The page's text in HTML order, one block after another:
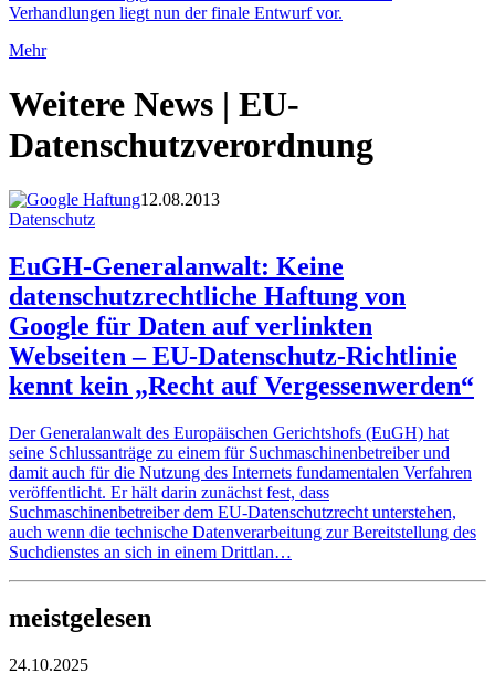
Verhandlungen liegt nun der finale Entwurf vor.
Mehr
Weitere News | EU-
Datenschutzverordnung
12.08.2013
Datenschutz
EuGH-Generalanwalt: Keine
datenschutzrechtliche Haftung von
Google für Daten auf verlinkten
Webseiten – EU-Datenschutz-Richtlinie
kennt kein „Recht auf Vergessenwerden“
Der Generalanwalt des Europäischen Gerichtshofs (EuGH) hat
seine Schlussanträge zu einem für Suchmaschinenbetreiber und
damit auch für die Nutzung des Internets fundamentalen Verfahren
veröffentlicht. Er hält darin zunächst fest, dass
Suchmaschinenbetreiber dem EU-Datenschutzrecht unterstehen,
auch wenn die technische Datenverarbeitung zur Bereitstellung des
Suchdienstes an sich in einem Drittlan…
meistgelesen
24.10.2025